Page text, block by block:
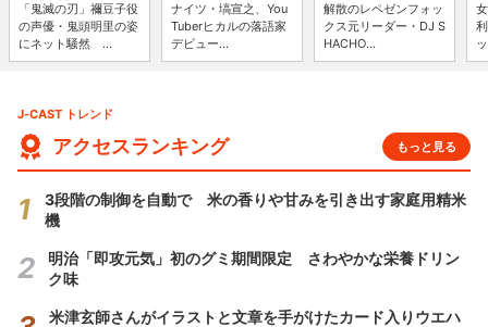
「鬼滅の刃」禰豆子役
の声優・鬼頭明里の姿
にネット騒然 ...
ナイツ・塙宣之、You
Tuberヒカルの落語家
デビュー...
解散のレペゼンフォッ
クス元リーダー・DJ S
HACHO...
J-CAST トレンド
アクセスランキング もっと見る
3段階の制御を自動で 米の香りや甘みを引き出す家庭用精米
機
明治「即攻元気」初のグミ期間限定 さわやかな栄養ドリン
ク味
米津玄師さんがイラストと文章を手がけたカード入りウエハ